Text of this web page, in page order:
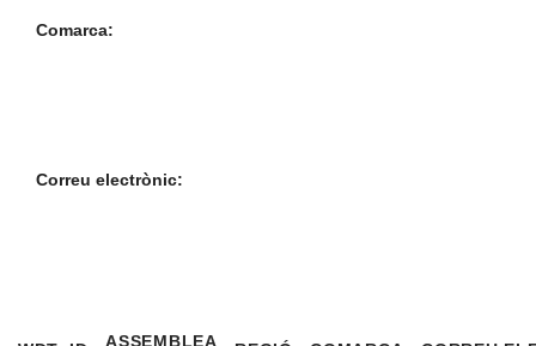
Comarca:
Correu electrònic:
ASSEMBLEA